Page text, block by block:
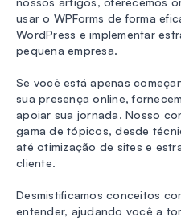
usar o WPForms de forma
WordPress e implementar
pequena empresa.
Se você está apenas
sua presença online,
apoiar sua jornada. Nosso
gama de tópicos, desde
até otimização de sites e
cliente.
Desmistificamos conceitos
entender, ajudando você a